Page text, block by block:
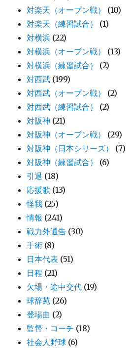
対楽天（オープン戦）
(10)
対楽天（練習試合）
(1)
対横浜 (22)
対横浜（オープン戦）
(13)
対横浜（練習試合）
(2)
対西武 (199)
対西武（オープン戦）
(2)
対西武（練習試合）
(2)
対阪神 (21)
対阪神（オープン戦）
(29)
対阪神（日本シリーズ）
(7)
対阪神（練習試合）
(6)
引退 (18)
応援歌 (13)
怪我 (25)
情報 (241)
戦力外通告 (30)
手術 (8)
日本代表 (51)
日程 (21)
欠場・途中交代 (19)
球辞苑 (26)
登場曲 (2)
監督・コーチ (18)
社会人野球 (6)